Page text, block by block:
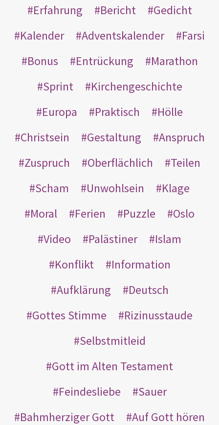
Erfahrung
Bericht
Gedicht
Kalender
Adventskalender
Farsi
Bonus
Entrückung
Marathon
Sprint
Kirchengeschichte
Europa
Praktisch
Hölle
Christsein
Gestaltung
Anspruch
Zuspruch
Oberflächlich
Teilen
Scham
Unwohlsein
Klage
Moral
Ferien Puzzle
Oslo
Video
Palästiner
Islam
Konflikt
Information
Aufklärung
Deutsch
Gottes Stimme
Rizinusstaude
Selbstmitleid
Gott im Alten Testament
Feindesliebe
Sauer
Bahmherziger Gott
Auf Gott hören